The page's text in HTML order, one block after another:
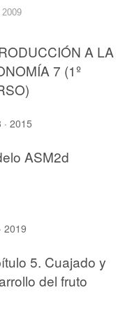
2009
A LA
7 (1º
· 2015
ASM2d
2019
5. Cuajado y
del fruto